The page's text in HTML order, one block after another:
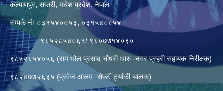
कल्याणपुर, सप्तरी, मधेश प्रदेश, नेपाल
सम्पर्क नंः ०३१५४००५३, ०३१५४००५४
ः ९८५२८५४०६१/ ९८०७७१४०९०
९८५२८५४०५६ (राम भोल प्रसाद चौधरी थारु -नगर प्रहरी सहायक निरीक्षक)
९८२४७७२६३५ (प्रवेज आलम- सेफ्टी ट्यांकी चालक)